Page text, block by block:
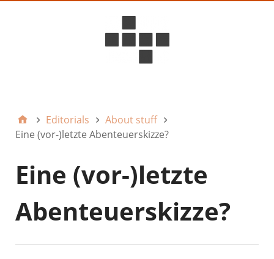
Editorials
About stuff
Eine (vor-)letzte Abenteuerskizze?
Eine (vor-)letzte
Abenteuerskizze?